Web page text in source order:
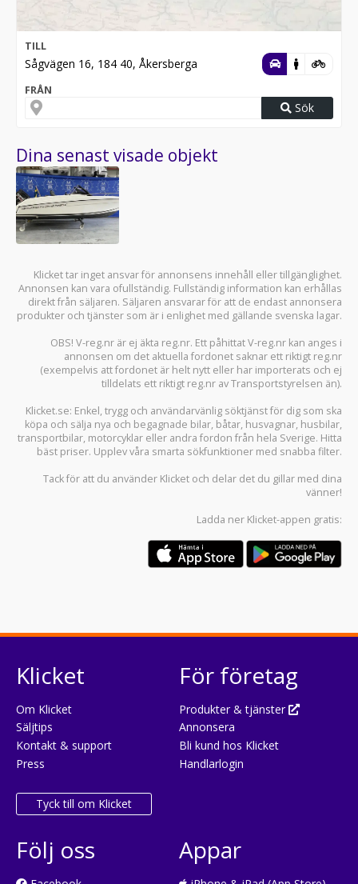
TILL
Sågvägen 16, 184 40, Åkersberga
FRÅN
Sök
Dina senast visade objekt
Klicket tar inget ansvar för annonsens innehåll eller tillgänglighet.
Annonsen kan vara ofullständig. Fullständig information kan erhållas
direkt från säljaren. Säljaren ansvarar för att de endast annonsera
produkter och tjänster som är i enlighet med gällande svenska lagar.
OBS! V-reg.nr är ej äkta reg.nr. Ett påhittat V-reg.nr kan anges i
annonsen om det aktuella fordonet saknar ett riktigt reg.nr
(exempelvis att fordonet är helt nytt eller har importerats och ej
tilldelats ett riktigt reg.nr av Transportstyrelsen än).
Klicket.se: Enkel, trygg och användarvänlig söktjänst för dig som ska
köpa och sälja nya och begagnade bilar, båtar, husvagnar, husbilar,
transportbilar, motorcyklar eller andra fordon från hela Sverige. Hitta
bäst priser. Upplev våra smarta sökfunktioner med snabba filter.
Tack för att du använder Klicket och delar det du gillar med dina
vänner!
Ladda ner Klicket-appen gratis:
Klicket
Om Klicket
Säljtips
Kontakt & support
Press
Tyck till om Klicket
För företag
Produkter & tjänster
Annonsera
Bli kund hos Klicket
Handlarlogin
Följ oss Appar